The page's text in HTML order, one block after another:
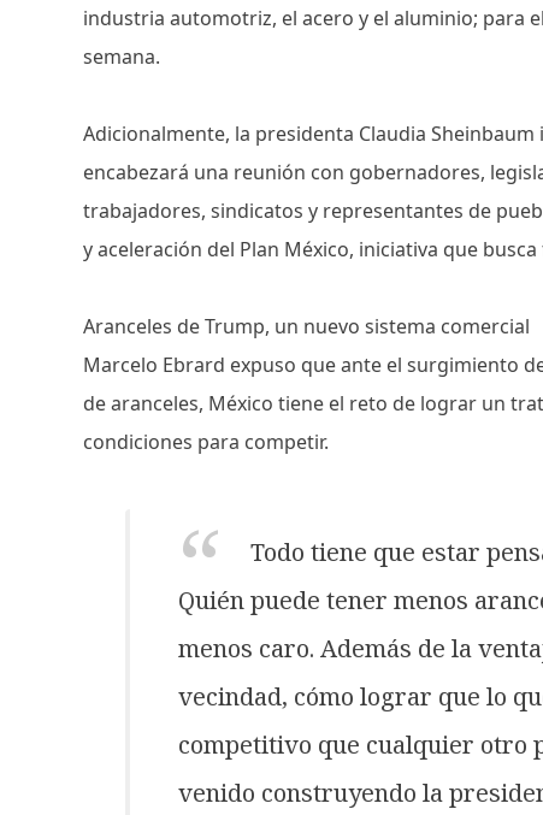
industria automotriz, el acero y el aluminio; para
semana.
Adicionalmente, la presidenta Claudia
encabezará una reunión con gobernadores,
trabajadores, sindicatos y representantes de
y aceleración del Plan México, iniciativa que
Aranceles de Trump, un nuevo sistema comercial
Marcelo Ebrard expuso que ante el surgimiento
de aranceles, México tiene el reto de lograr un
condiciones para competir.
Todo tiene que estar
Quién puede tener menos
menos caro. Además de la
vecindad, cómo lograr que lo
competitivo que cualquier otro
venido construyendo la